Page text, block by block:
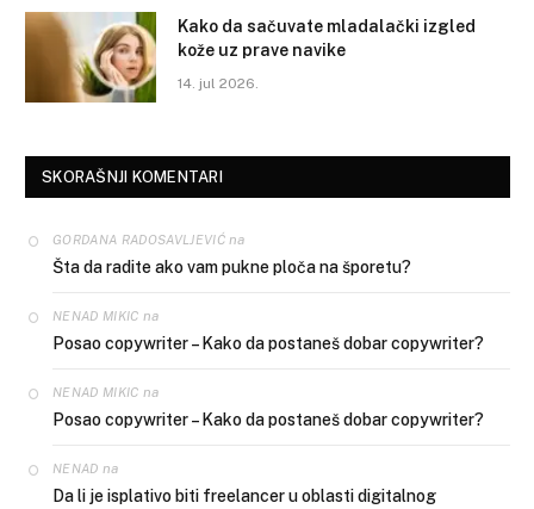
Kako da sačuvate mladalački izgled
kože uz prave navike
14. jul 2026.
SKORAŠNJI KOMENTARI
GORDANA RADOSAVLJEVIĆna
Šta da radite ako vam pukne ploča na šporetu?
NENAD MIKIC na
Posao copywriter – Kako da postaneš dobar copywriter?
NENAD MIKIC na
Posao copywriter – Kako da postaneš dobar copywriter?
NENAD na
Da li je isplativo biti freelancer u oblasti digitalnog